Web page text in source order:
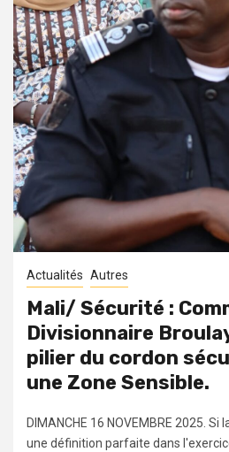
Actualités Autres
Mali/ Sécurité :
Divisionnaire
pilier du cordon
une Zone Sensible.
DIMANCHE 16 NOVEMBRE 2025.
une définition parfaite dans